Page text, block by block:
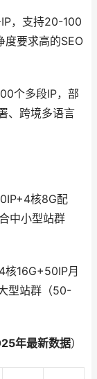
，支持20-100
度要求高的SEO
个多段IP，部
、跨境多语言
核8G配
中小型站群
核16G+50IP月
型站群（50-
年最新数据）